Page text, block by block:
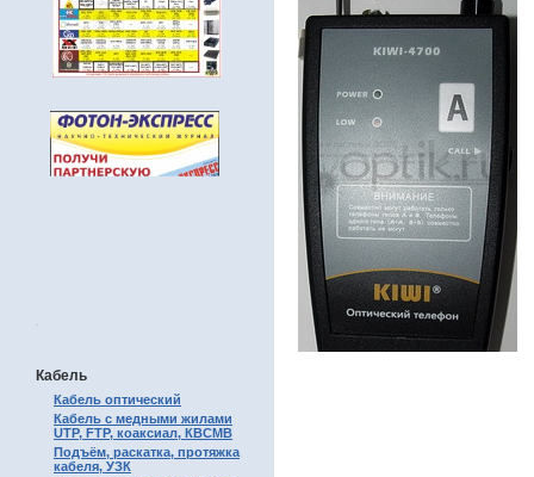
.
Кабель
Кабель оптический
Кабель с медными жилами
UTP, FTP, коаксиал, КВСМВ
Подъём, раскатка, протяжка
кабеля, УЗК